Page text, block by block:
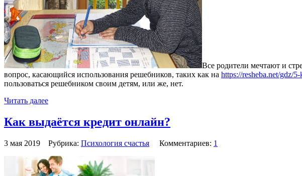
Все родители мечтают и
вопрос, касающийся использования решебников, таких как на https://resheba.net/gdz/5-
пользоваться решебником своим детям, или же, нет.
Читать далее
Как выдаётся кредит онлайн?
3 мая 2019 Рубрика: Психология счастья Комментариев: 1